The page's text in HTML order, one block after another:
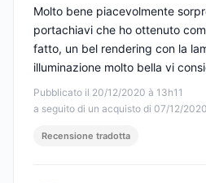
Pubblicato il 20/12/2020 à 13h11
a seguito di un acquisto di 07/12/2020
Molto bene piacevolmente
portachiavi che ho ottenuto
fatto, un bel rendering con la
illuminazione molto bella vi
Recensione tradotta